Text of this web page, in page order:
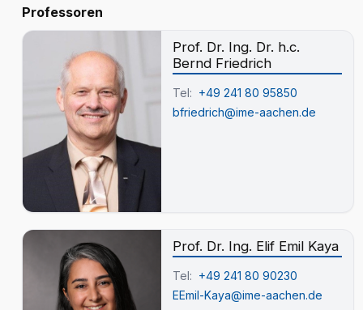
Professoren
Prof. Dr. Ing. Dr. h.c.
Bernd Friedrich
Tel: +49 241 80 95850
bfriedrich@ime-aachen.de
Prof. Dr. Ing. Elif Emil Kaya
Tel: +49 241 80 90230
EEmil-Kaya@ime-aachen.de